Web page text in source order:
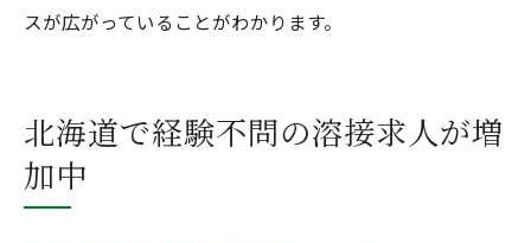
スが広がっていることがわかります。
北海道で経験不問の溶接求人が増
加中